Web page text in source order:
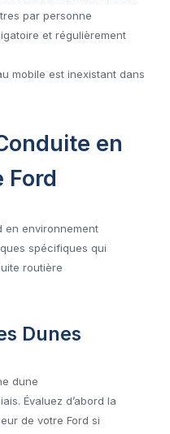
par personne
et régulièrement
mobile est inexistant dans
en
Ford
en environnement
spécifiques qui
routière
Dunes
dune
Évaluez d’abord la
de votre Ford si